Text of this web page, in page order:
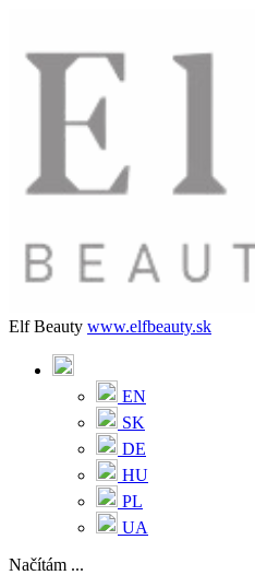
Elf Beauty www.elfbeauty.sk
EN
SK
DE
HU
PL
UA
Načítám ...